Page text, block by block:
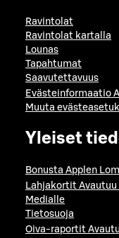
Ravintolat
Ravintolat kartalla
Lounas
Tapahtumat
Saavutettavuus
Evästeinformaatio
Muuta
Yleiset
Bonusta Applen
Lahjakortit
Medialle
Tietosuoja
Oiva-raportit